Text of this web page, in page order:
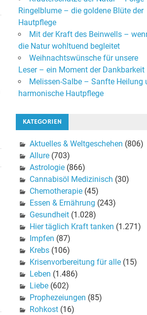
Ringelblume – die goldene Blüte der
Hautpflege
Mit der Kraft des Beinwells –
die Natur wohltuend begleitet
Weihnachtswünsche für unsere
Leser – ein Moment der Dankbarkeit
Melissen-Salbe – Sanfte Heilung
harmonische Hautpflege
KATEGORIEN
Aktuelles & Weltgeschehen (806)
Allure(703)
Astrologie(866)
Cannabisöl Medizinisch (30)
Chemotherapie(45)
Essen & Ernährung (243)
Gesundheit(1.028)
Hier täglich Kraft tanken (1.271)
Impfen (87)
Krebs(106)
Krisenvorbereitung für alle(15)
Leben (1.486)
Liebe(602)
Prophezeiungen (85)
Rohkost(16)